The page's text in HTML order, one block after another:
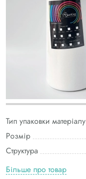
Тип упаковки матеріалу
Розмір
Структура
Більше про товар